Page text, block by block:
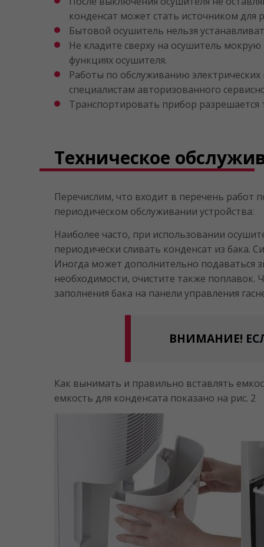
конденсат может стать источником для
Бытовой осушитель нельзя
Не кладите сверху на осушитель
функциях осушителя.
Работы по обслуживанию
специалистам авторизованного
Транспортировать прибор
Техническое
Перечислим, что входит в перечень работ
периодическом обслуживании устройства:
Наиболее часто, при использовании
периодически сливать конденсат из бака.
Иногда может дополнительно подаваться
необходимости, очистите также поплавок.
заполнения бака на панели управления
ВНИМАНИЕ!
Как вынимать и правильно вставлять
емкость для конденсата показано на рис. 2